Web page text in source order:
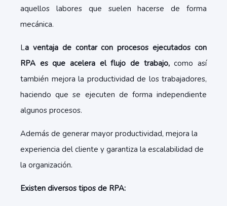
aquellos labores que suelen hacerse de forma
mecánica.
La ventaja de contar con procesos ejecutados con
RPA es que acelera el flujo de trabajo,como así
también mejora la productividad de los trabajadores,
haciendo que se ejecuten de forma independiente
algunos procesos.
Además de generar mayor productividad, mejora la
experiencia del cliente y garantiza la escalabilidad de
la organización.
Existen diversos tipos de RPA: